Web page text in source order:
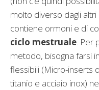
molto diverso dagli
contiene ormoni e di
ciclo mestruale. Per
metodo, bisogna farsi
flessibili (Micro-inserts
titanio e acciaio inox)